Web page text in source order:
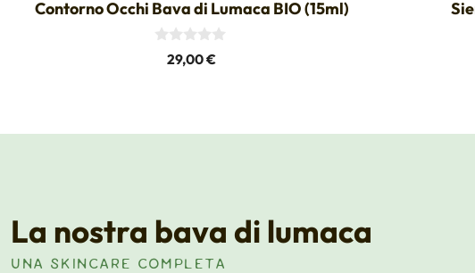
Contorno Occhi Bava di Lumaca BIO (15ml)
s29,00€
La nostra bava di lumaca
UNA SKINCARE COMPLETA